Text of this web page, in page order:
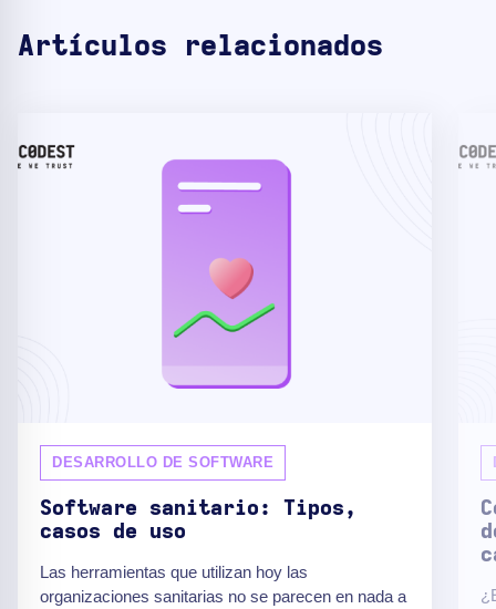
Artículos relacionados
DESARROLLO DE SOFTWARE
Software sanitario: Tipos,
casos de uso
Las herramientas que utilizan hoy las
organizaciones sanitarias no se parecen en nada a